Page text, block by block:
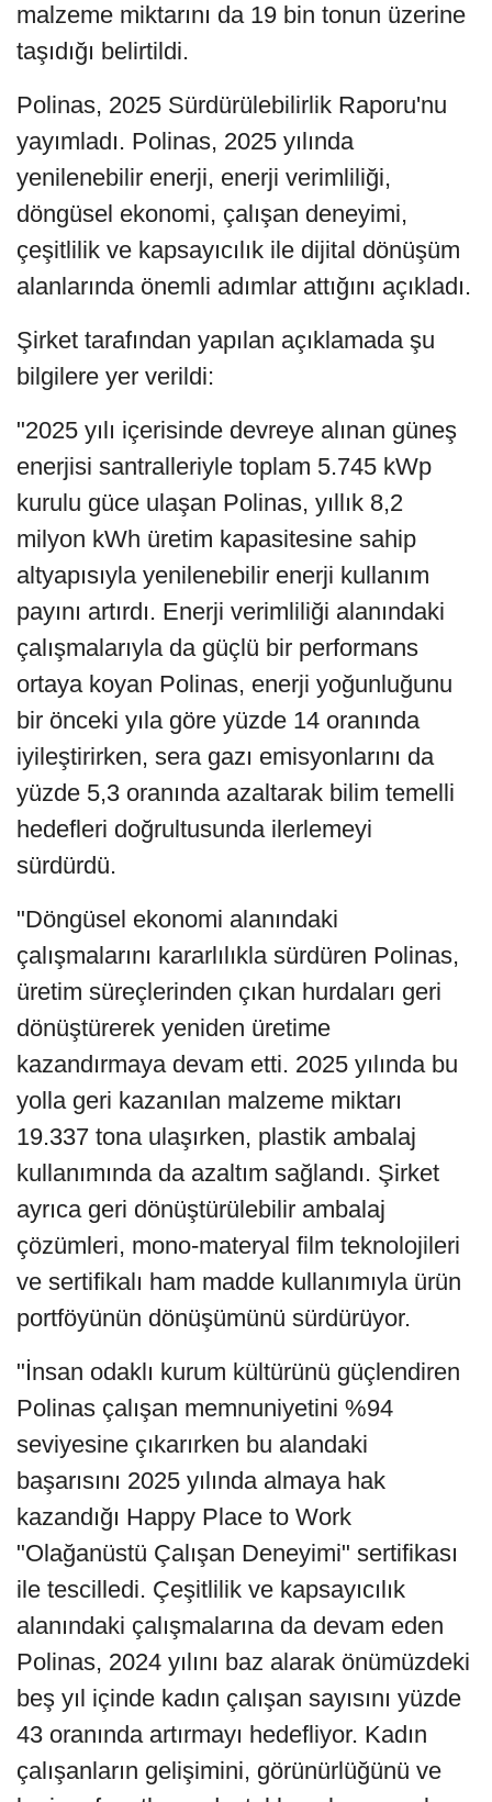
malzeme miktarını da 19 bin tonun üzerine
taşıdığı belirtildi.
Polinas, 2025 Sürdürülebilirlik Raporu'nu
yayımladı. Polinas, 2025 yılında
yenilenebilir enerji, enerji verimliliği,
döngüsel ekonomi, çalışan deneyimi,
çeşitlilik ve kapsayıcılık ile dijital dönüşüm
alanlarında önemli adımlar attığını açıkladı.
Şirket tarafından yapılan açıklamada şu
bilgilere yer verildi:
"2025 yılı içerisinde devreye alınan güneş
enerjisi santralleriyle toplam 5.745 kWp
kurulu güce ulaşan Polinas, yıllık 8,2
milyon kWh üretim kapasitesine sahip
altyapısıyla yenilenebilir enerji kullanım
payını artırdı. Enerji verimliliği alanındaki
çalışmalarıyla da güçlü bir performans
ortaya koyan Polinas, enerji yoğunluğunu
bir önceki yıla göre yüzde 14 oranında
iyileştirirken, sera gazı emisyonlarını da
yüzde 5,3 oranında azaltarak bilim temelli
hedefleri doğrultusunda ilerlemeyi
sürdürdü.
"Döngüsel ekonomi alanındaki
çalışmalarını kararlılıkla sürdüren Polinas,
üretim süreçlerinden çıkan hurdaları geri
dönüştürerek yeniden üretime
kazandırmaya devam etti. 2025 yılında bu
yolla geri kazanılan malzeme miktarı
19.337 tona ulaşırken, plastik ambalaj
kullanımında da azaltım sağlandı. Şirket
ayrıca geri dönüştürülebilir ambalaj
çözümleri, mono-materyal film teknolojileri
ve sertifikalı ham madde kullanımıyla ürün
portföyünün dönüşümünü sürdürüyor.
"İnsan odaklı kurum kültürünü güçlendiren
Polinas çalışan memnuniyetini %94
seviyesine çıkarırken bu alandaki
başarısını 2025 yılında almaya hak
kazandığı Happy Place to Work
"Olağanüstü Çalışan Deneyimi" sertifikası
ile tescilledi. Çeşitlilik ve kapsayıcılık
alanındaki çalışmalarına da devam eden
Polinas, 2024 yılını baz alarak önümüzdeki
beş yıl içinde kadın çalışan sayısını yüzde
43 oranında artırmayı hedefliyor. Kadın
çalışanların gelişimini, görünürlüğünü ve